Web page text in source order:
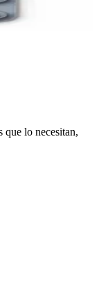
que lo necesitan,